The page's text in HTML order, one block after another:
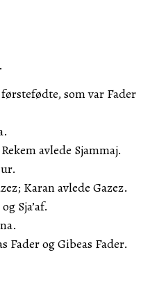
som var Fader
avlede Sjammaj.
Karan avlede Gazez.
Sja’af.
Fader og Gibeas Fader.